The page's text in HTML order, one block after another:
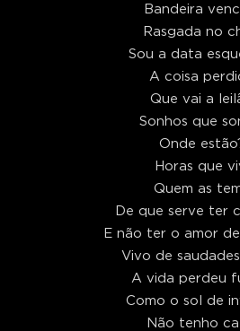
Bandeira
Rasgada no
Sou a data
A coisa
Que vai a
Sonhos que
Onde
Horas que
Quem as
De que serve ter
E não ter o amor
Vivo de
A vida perdeu
Como o sol de
Não tenho